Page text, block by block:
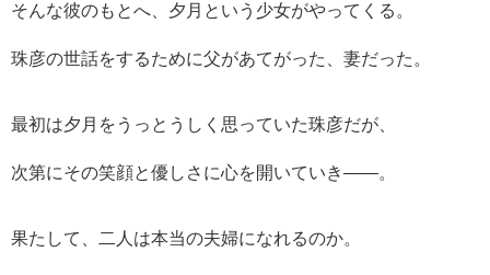
そんな彼のもとへ、夕月という少女がやってくる。
珠彦の世話をするために父があてがった、妻だった。
最初は夕月をうっとうしく思っていた珠彦だが、
次第にその笑顔と優しさに心を開いていき――。
果たして、二人は本当の夫婦になれるのか。